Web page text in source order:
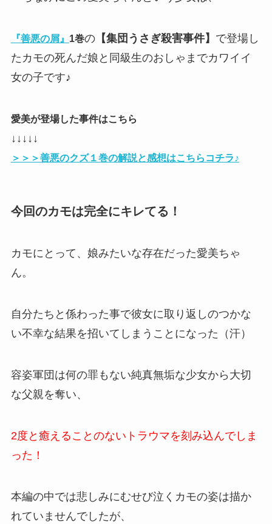
『善悪の屑』 1巻の【集団うさぎ殺害事件】 で登場し
たカモの死んだ娘と同級生のおしゃまでカワイイ
女の子です♪
愛美が登場した事件はこちら
↓↓↓↓↓
＞＞＞善悪のクズ１巻の解説と感想はこちらコチラ♪
今回のカモは完全にキレてる！
カモにとって、娘みたいな存在だった愛美ちゃ
ん。
自分たちと係わった事で彼女に取り返しのつかな
い不幸な結果を招いてしまうことになった（汗）
容姿軍団は何の罪もない純真無垢な少女から大切
な父親を奪い、
2度と癒えることのないトラウマを刻み込んでしま
った！
本編の中では悲しみにむせび泣くカモの姿は描か
れていませんでしたが、